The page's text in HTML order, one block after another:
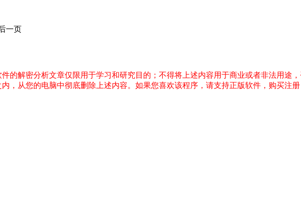
一页
的解密分析文章仅限用于学习和研究目的；不得将上述内容用于商业或者非法用途
，从您的电脑中彻底删除上述内容。如果您喜欢该程序，请支持正版软件，购买注